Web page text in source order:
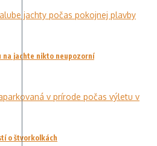
na jachte nikto neupozorní
o štvorkolkách